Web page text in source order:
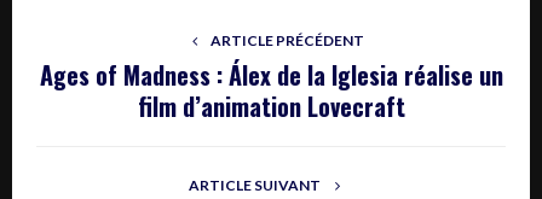
ARTICLE PRÉCÉDENT
Ages of Madness : Álex de la Iglesia réalise un
film d’animation Lovecraft
ARTICLE SUIVANT